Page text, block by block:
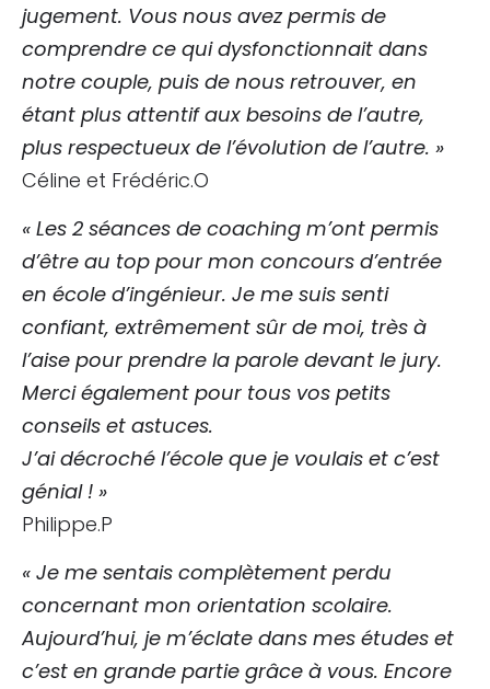
jugement. Vous nous avez permis de
comprendre ce qui dysfonctionnait dans
notre couple, puis de nous retrouver, en
étant plus attentif aux besoins de l’autre,
plus respectueux de l’évolution de l’autre. »
Céline et Frédéric.O
« Les 2 séances de coaching m’ont permis
d’être au top pour mon concours d’entrée
en école d’ingénieur. Je me suis senti
confiant, extrêmement sûr de moi, très à
l’aise pour prendre la parole devant le jury.
Merci également pour tous vos petits
conseils et astuces.
J’ai décroché l’école que je voulais et c’est
génial ! »
Philippe.P
« Je me sentais complètement perdu
concernant mon orientation scolaire.
Aujourd’hui, je m’éclate dans mes études et
c’est en grande partie grâce à vous. Encore